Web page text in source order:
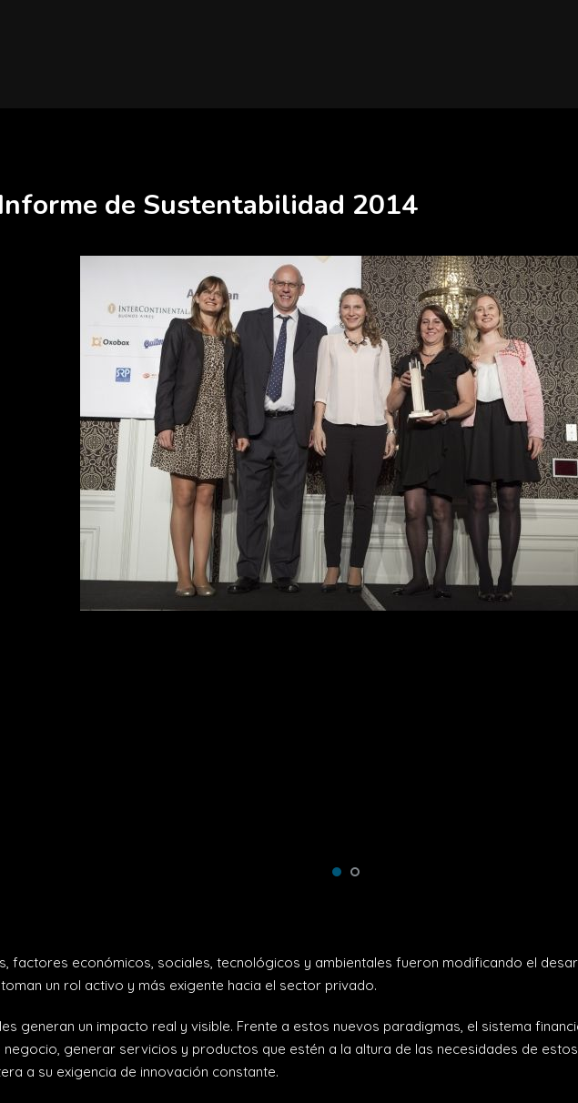
de Sustentabilidad 2014
factores económicos, sociales, tecnológicos y ambientales fueron modificando el
un rol activo y más exigente hacia el sector privado.
generan un impacto real y visible. Frente a estos nuevos paradigmas, el sistema
generar servicios y productos que estén a la altura de las necesidades de
a su exigencia de innovación constante.